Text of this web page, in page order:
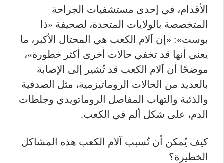
الأقدام، في إحدى مستشفيات الجراحة
المتخصصة بالولايات المتحدة، لصحيفة «ذا
بوست»: «إن آلام الكعب هي المحتال الأكبر، ما
يعني أنها قد تخفي حالات أخرى أكثر خطورة»،
موضحًا أن آلام الكعب قد تُشير إلى الإصابة
بالعديد من الحالات الروماتيزمية، مثل الصدفية
والذئبة والتهاب المفاصل الروماتويدي وجلطات
الدم، على شكل ألم في الكعب.
كيف يُمكن أن تُسبب آلام الكعب هذه المشاكل
الخطيرة؟